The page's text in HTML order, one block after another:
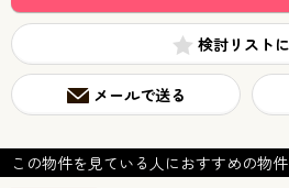
検討リスト
メールで送る
この物件を見ている人におすすめの物件